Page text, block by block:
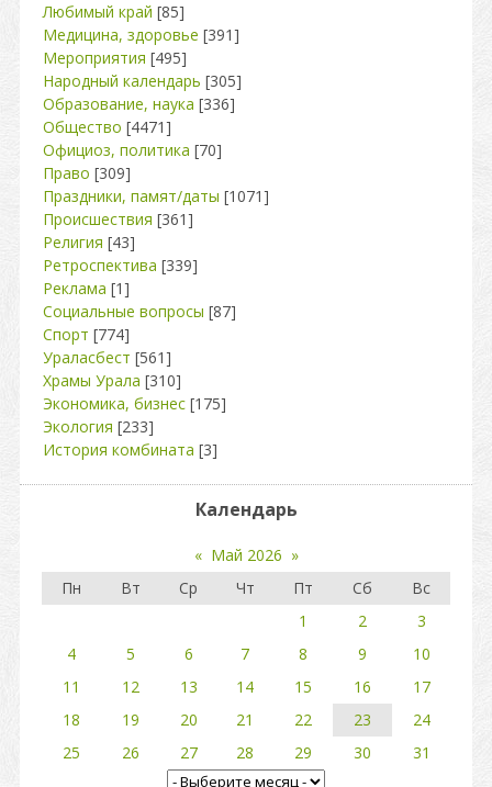
Любимый край [85]
Медицина, здоровье [391]
Мероприятия [495]
Народный календарь [305]
Образование, наука [336]
Общество [4471]
Официоз, политика [70]
Право [309]
Праздники, памят/даты [1071]
Происшествия [361]
Религия [43]
Ретроспектива [339]
Реклама [1]
Социальные вопросы [87]
Спорт [774]
Ураласбест [561]
Храмы Урала [310]
Экономика, бизнес [175]
Экология [233]
История комбината [3]
Календарь
« Май 2026 »
Пн
Вт Ср Чт Пт Сб
Вс
1
2
3
4
5 6 7 8 9
10
11
12 13 14 15 16
17
18
19 20 21 22 23
24
25
26 27 28 29 30 31